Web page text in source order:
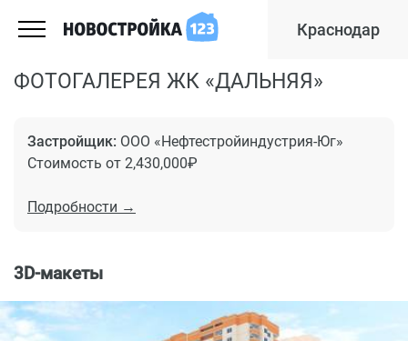
Краснодар
ФОТОГАЛЕРЕЯ ЖК «ДАЛЬНЯЯ»
Застройщик: ООО «Нефтестройиндустрия-Юг»
Стоимость от 2,430,000₽
Подробности →
3D-макеты